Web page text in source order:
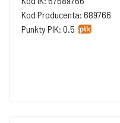
Kod Producenta: 689766
Punkty PIK: 0.5